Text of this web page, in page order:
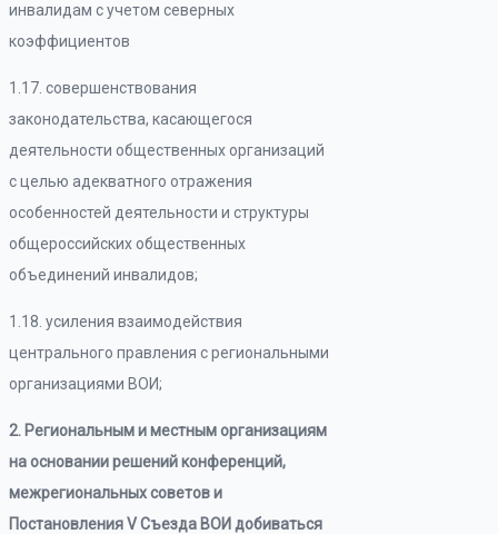
инвалидам с учетом северных
коэффициентов
1.17. совершенствования
законодательства, касающегося
деятельности общественных организаций
с целью адекватного отражения
особенностей деятельности и структуры
общероссийских общественных
объединений инвалидов;
1.18. усиления взаимодействия
центрального правления с региональными
организациями ВОИ;
2. Региональным и местным организациям
на основании решений конференций,
межрегиональных советов и
Постановления V Съезда ВОИ добиваться